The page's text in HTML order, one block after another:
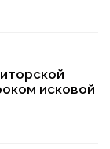
исковой